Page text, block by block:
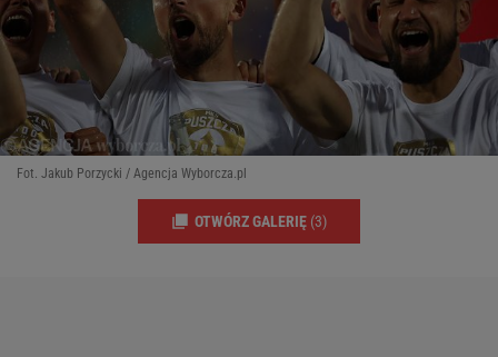
Fot. Jakub Porzycki / Agencja Wyborcza.pl
OTWÓRZ GALERIĘ (3)